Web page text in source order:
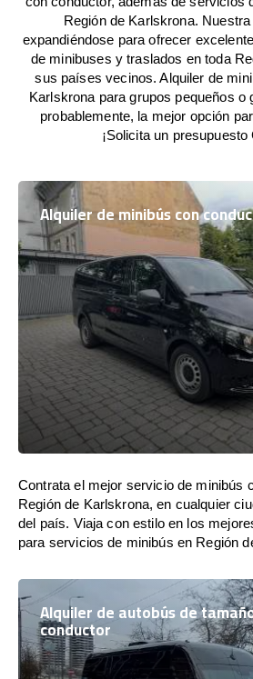
Región de Karlskrona.
expandiéndose para ofrecer
de minibuses y traslados en toda
sus países vecinos. Alquiler de
Karlskrona para grupos pequeños o
probablemente, la mejor opción
¡Solicita un presupuesto
Alquiler de minibús con
Contrata el mejor servicio de minibús
Región de Karlskrona, en cualquier
del país. Viaja con estilo en los
para servicios de minibús en Región
Alquiler de autobús de
conductor